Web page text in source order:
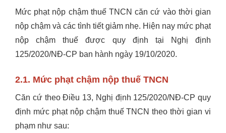
Mức phạt nộp chậm thuế TNCN căn cứ vào thời gian
nộp chậm và các tình tiết giảm nhẹ. Hiện nay mức phạt
nộp chậm thuế được quy định tại Nghị định
125/2020/NĐ-CP ban hành ngày 19/10/2020.
2.1. Mức phạt chậm nộp thuế TNCN
Căn cứ theo Điều 13, Nghị định 125/2020/NĐ-CP quy
định mức phạt nộp chậm thuế TNCN theo thời gian vi
phạm như sau: